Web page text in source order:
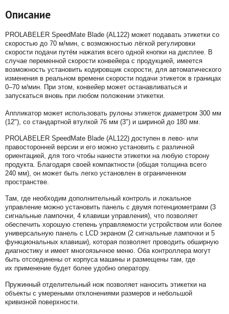
Описание
PROLABELER SpeedMate Blade (AL122) может подавать этикетки со
скоростью до 70 м/мин, с возможностью лёгкой регулировки
скорости подачи путём нажатия всего одной кнопки на дисплее. В
случае переменной скорости конвейера с продукцией, имеется
возможность установить кодировщик скорости, для автоматического
изменения в реальном времени скорости подачи этикеток в границах
0–70 м/мин. При этом, конвейер может останавливаться и
запускаться вновь при любом положении этикетки.
Аппликатор может использовать рулоны этикеток диаметром 300 мм
(12"), со стандартной втулкой 76 мм (3") и шириной до 180 мм.
PROLABELER SpeedMate Blade (AL122) доступен в лево- или
правосторонней версии и его можно установить с различной
ориентацией, для того чтобы нанести этикетки на любую сторону
продукта. Благодаря своей компактности (общая толщина всего
240 мм), он может быть легко установлен в ограниченном
пространстве.
Там, где необходим дополнительный контроль и локальное
управление можно установить панель с двумя потенциометрами (3
сигнальные лампочки, 4 клавиши управления), что позволяет
обеспечить хорошую степень управляемости устройством или более
универсальную панель с LCD экраном (2 сигнальные лампочки и 5
функциональных клавиши), которая позволяет проводить обширную
диагностику и имеет многоязычное меню. Оба контроллера могут
быть отсоединены от корпуса машины и размещены там, где
их применение будет более удобно оператору.
Пружинный отделительный нож позволяет наносить этикетки на
объекты с умереными отклонениями размеров и небольшой
кривизной поверхности.